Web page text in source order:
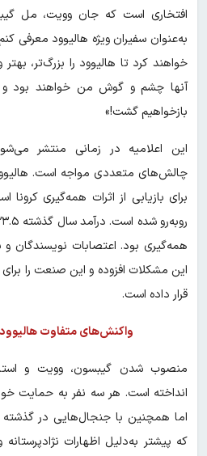
افتخاری است که جان وویت، مل
به‌عنوان سفیران ویژه هالیوود معرفی
خواهند کرد تا هالیوود را بزرگ‌تر،
آنها چشم و گوش من خواهند بود و
بازخواهیم گشت!»
این اعلامیه در زمانی منتشر
چالش‌های متعددی مواجه است.
برای بازیابی از اثرات همه‌گیری
این مشکلات افزوده و این صنعت را
قرار داده است.
واکنش‌های متفاوت
منصوب شدن گیبسون، وویت و
انداخته است. هر سه نفر به حمایت
اما همچنین با جنجال‌هایی در گذشته
که پیشتر به‌دلیل اظهارات